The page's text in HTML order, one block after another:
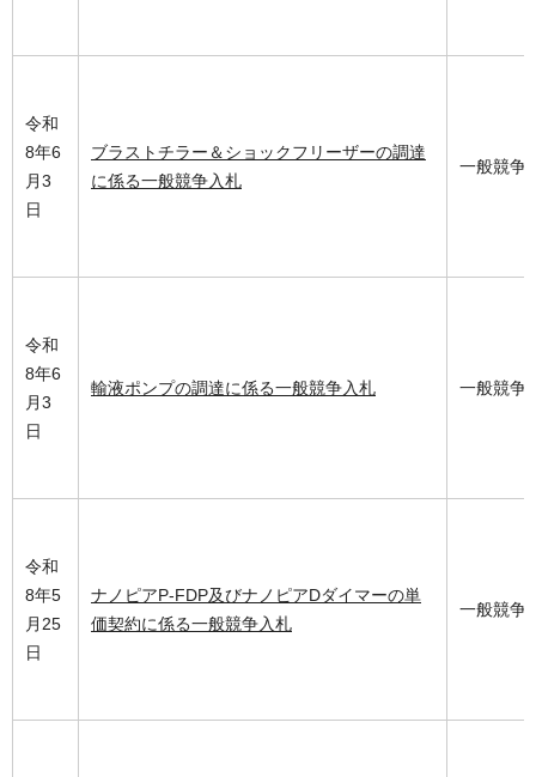
令和
8年6
月3
日
ブラストチラー＆ショックフリーザーの調達
に係る一般競争入札
一般競争
令和
8年6
月3
日
輸液ポンプの調達に係る一般競争入札 一般競争
令和
8年5
月25
日
ナノピアP-FDP及びナノピアDダイマーの単
価契約に係る一般競争入札
一般競争